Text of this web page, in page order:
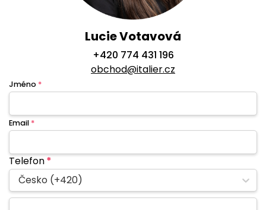
Lucie Votavová
+420 774 431 196
obchod@italier.cz
Jméno *
Email *
Telefon*
Česko (+420)